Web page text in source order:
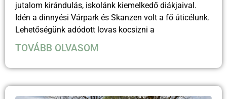
jutalom kirándulás, iskolánk kiemelkedő diákjaival.
Idén a dinnyési Várpark és Skanzen volt a fő úticélunk.
Lehetőségünk adódott lovas kocsizni a
TOVÁBB OLVASOM